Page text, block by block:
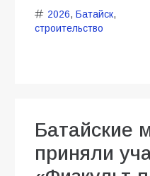
2026, Батайск,
строительство
Батайские
приняли